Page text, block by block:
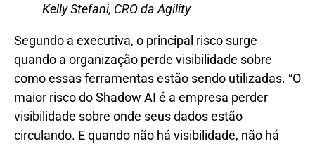
Kelly Stefani, CRO da Agility
Segundo a executiva, o principal risco surge
quando a organização perde visibilidade sobre
como essas ferramentas estão sendo utilizadas. “O
maior risco do Shadow AI é a empresa perder
visibilidade sobre onde seus dados estão
circulando. E quando não há visibilidade, não há